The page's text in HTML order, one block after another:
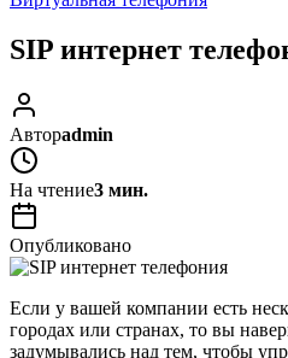
SIP интернет
Авторadmin
На чтение3 мин.
Опубликовано
Если у вашей компании есть
городах или странах, то вы
задумывались над тем, чтобы